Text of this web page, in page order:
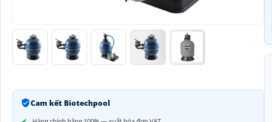
Cam kết Biotechpool